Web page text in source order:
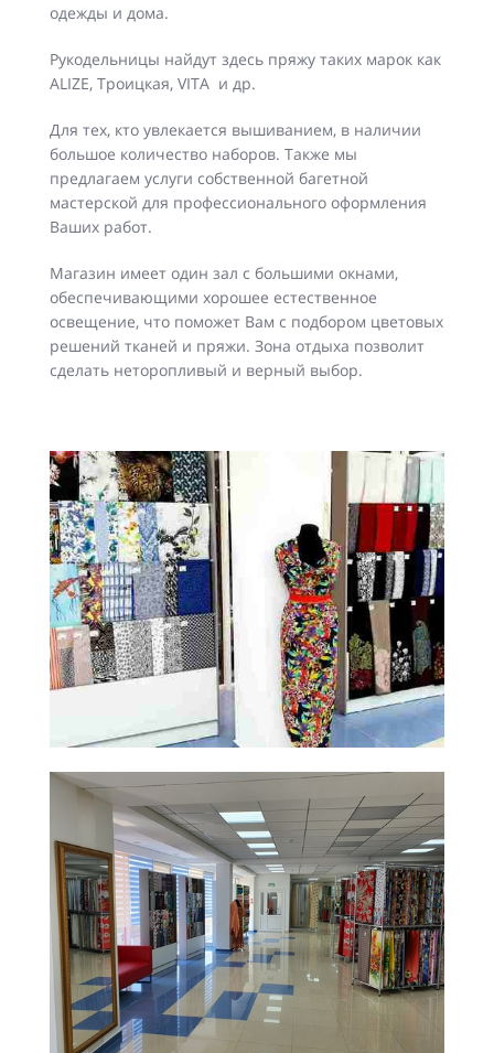
одежды и дома.
Рукодельницы найдут здесь пряжу таких марок как
ALIZE, Троицкая, VITA и др.
Для тех, кто увлекается вышиванием, в наличии
большое количество наборов. Также мы
предлагаем услуги собственной багетной
мастерской для профессионального оформления
Ваших работ.
Магазин имеет один зал с большими окнами,
обеспечивающими хорошее естественное
освещение, что поможет Вам с подбором цветовых
решений тканей и пряжи. Зона отдыха позволит
сделать неторопливый и верный выбор.